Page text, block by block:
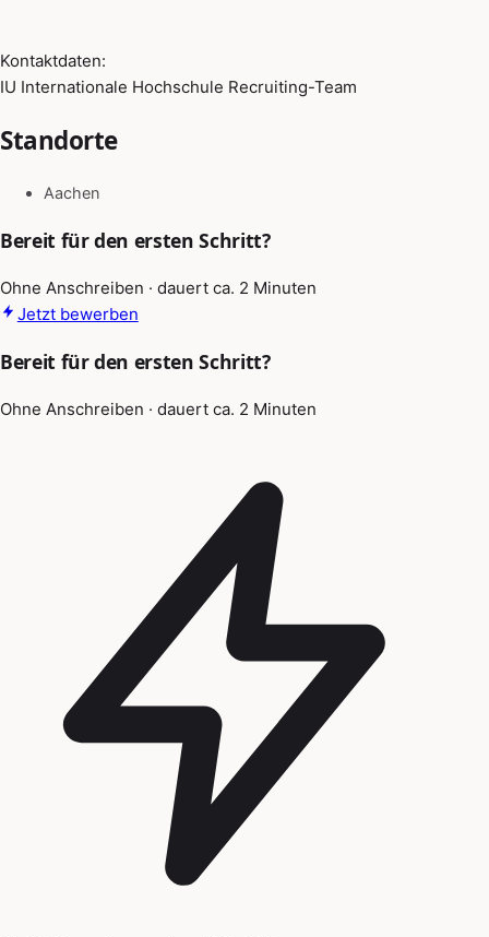
Kontaktdaten:
IU Internationale Hochschule Recruiting-Team
Standorte
Aachen
Bereit für den ersten Schritt?
Ohne Anschreiben · dauert ca. 2 Minuten
Jetzt bewerben
Bereit für den ersten Schritt?
Ohne Anschreiben · dauert ca. 2 Minuten